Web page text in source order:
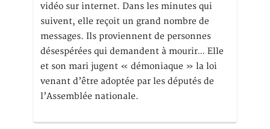
vidéo sur internet. Dans les minutes qui
suivent, elle reçoit un grand nombre de
messages. Ils proviennent de personnes
désespérées qui demandent à mourir… Elle
et son mari jugent « démoniaque » la loi
venant d’être adoptée par les députés de
l’Assemblée nationale.